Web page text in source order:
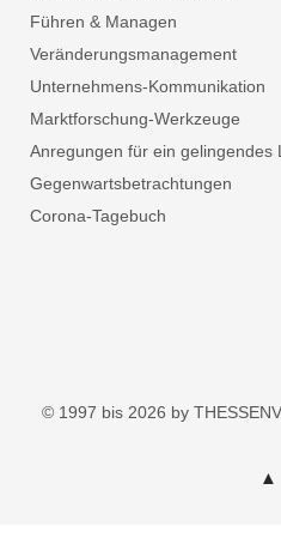
Führen & Managen
Veränderungsmanagement
Unternehmens-Kommunikation
Marktforschung-Werkzeuge
Anregungen für ein gelingendes
Gegenwartsbetrachtungen
Corona-Tagebuch
© 1997 bis 2026 by